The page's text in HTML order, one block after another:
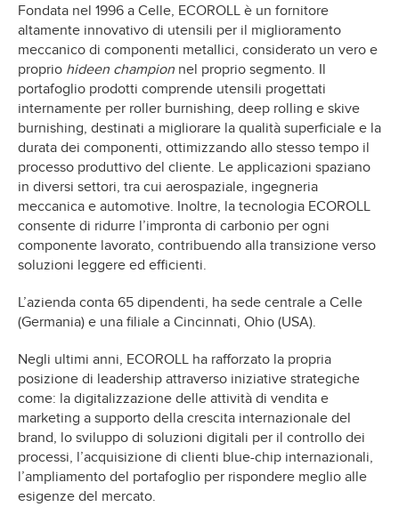
Fondata nel 1996 a Celle, ECOROLL è un fornitore
altamente innovativo di utensili per il miglioramento
meccanico di componenti metallici, considerato un vero e
proprio hideen champion nel proprio segmento. Il
portafoglio prodotti comprende utensili progettati
internamente per roller burnishing, deep rolling e skive
burnishing, destinati a migliorare la qualità superficiale e la
durata dei componenti, ottimizzando allo stesso tempo il
processo produttivo del cliente. Le applicazioni spaziano
in diversi settori, tra cui aerospaziale, ingegneria
meccanica e automotive. Inoltre, la tecnologia ECOROLL
consente di ridurre l’impronta di carbonio per ogni
componente lavorato, contribuendo alla transizione verso
soluzioni leggere ed efficienti.
L’azienda conta 65 dipendenti, ha sede centrale a Celle
(Germania) e una filiale a Cincinnati, Ohio (USA).
Negli ultimi anni, ECOROLL ha rafforzato la propria
posizione di leadership attraverso iniziative strategiche
come: la digitalizzazione delle attività di vendita e
marketing a supporto della crescita internazionale del
brand, lo sviluppo di soluzioni digitali per il controllo dei
processi, l’acquisizione di clienti blue-chip internazionali,
l’ampliamento del portafoglio per rispondere meglio alle
esigenze del mercato.